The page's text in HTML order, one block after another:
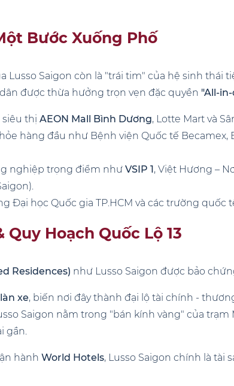
Bước Xuống Phố
Lusso Saigon còn là "trái tim" của hệ sinh
được thừa hưởng trọn vẹn đặc quyền "All-
siêu thị AEON Mall Bình Dương, Lotte Mart và
hàng đầu như Bệnh viện Quốc tế
nghiệp trọng điểm như VSIP 1, Việt Hương –
Đại học Quốc gia TP.HCM và các trường quốc
Hoạch Quốc Lộ 13
Residences) như Lusso Saigon được bảo
xe, biến nơi đây thành đại lộ tài chính -
Saigon nằm trong "bán kính vàng" của
gần.
hành World Hotels, Lusso Saigon chính là tài